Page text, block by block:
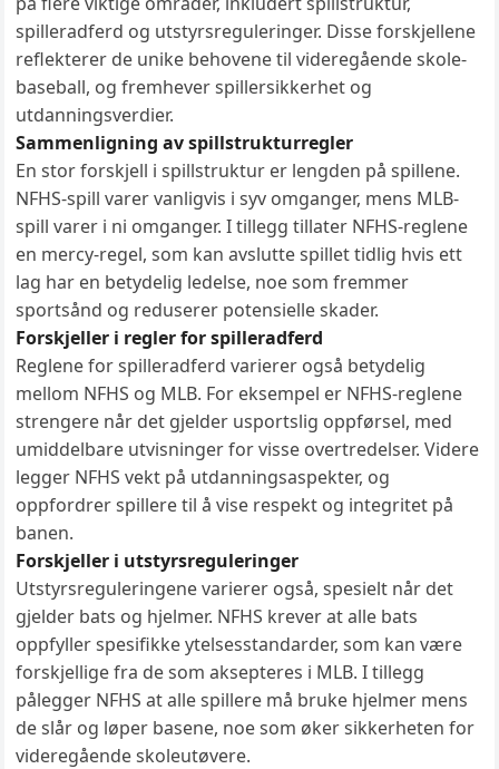
spilleradferd og utstyrsreguleringer. Disse forskjellene
reflekterer de unike behovene til videregående skole-
baseball, og fremhever spillersikkerhet og
utdanningsverdier.
Sammenligning av spillstrukturregler
En stor forskjell i spillstruktur er lengden på spillene.
NFHS-spill varer vanligvis i syv omganger, mens MLB-
spill varer i ni omganger. I tillegg tillater NFHS-reglene
en mercy-regel, som kan avslutte spillet tidlig hvis ett
lag har en betydelig ledelse, noe som fremmer
sportsånd og reduserer potensielle skader.
Forskjeller i regler for spilleradferd
Reglene for spilleradferd varierer også betydelig
mellom NFHS og MLB. For eksempel er NFHS-reglene
strengere når det gjelder usportslig oppførsel, med
umiddelbare utvisninger for visse overtredelser. Videre
legger NFHS vekt på utdanningsaspekter, og
oppfordrer spillere til å vise respekt og integritet på
banen.
Forskjeller i utstyrsreguleringer
Utstyrsreguleringene varierer også, spesielt når det
gjelder bats og hjelmer. NFHS krever at alle bats
oppfyller spesifikke ytelsesstandarder, som kan være
forskjellige fra de som aksepteres i MLB. I tillegg
pålegger NFHS at alle spillere må bruke hjelmer mens
de slår og løper basene, noe som øker sikkerheten for
videregående skoleutøvere.